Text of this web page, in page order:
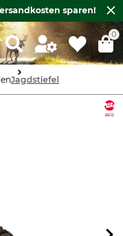
sparen!
0
Jagdstiefel